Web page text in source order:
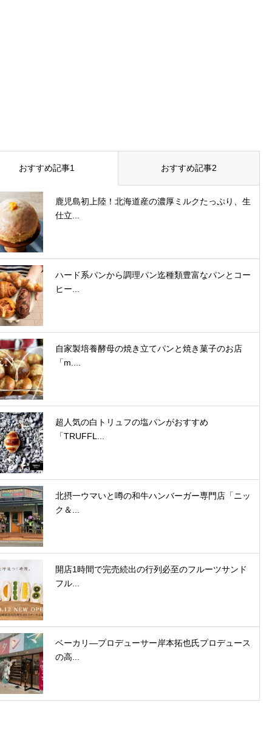
おすすめ記事1 おすすめ記事2
鹿児島初上陸！北海道産の濃厚ミルクたっぷり、生
仕立...
ハード系パンから調理パン迄種類豊富なパンとコー
ヒー...
自家製培養酵母の焼き立てパンと焼き菓子のお店
「m....
超人気の白トリュフの塩パンがおすすめ
「TRUFFL...
北摂一ウマいと噂の和牛ハンバーガー専門店「ニッ
ク＆...
開店1時間で完売続出の行列必至のフルーツサンド
フル...
ベーカリ―プロデューサー岸本拓也氏プロデュース
の高...